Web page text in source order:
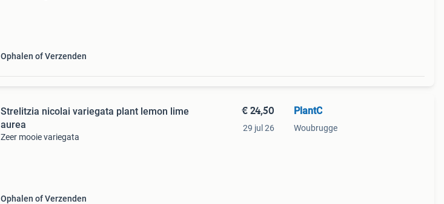
Ophalen of Verzenden
Strelitzia nicolai variegata plant lemon lime
aurea
Zeer mooie variegata
Ophalen of Verzenden
€ 24,50
29 jul 26
PlantC
Woubrugge